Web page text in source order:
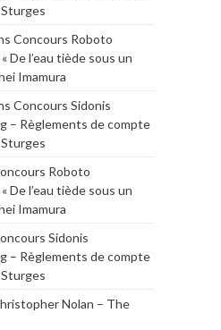
Concours Roboto
De l’eau tiède sous un
Imamura
Concours Sidonis
– Règlements de compte
Roboto
De l’eau tiède sous un
Imamura
Sidonis
– Règlements de compte
Nolan – The